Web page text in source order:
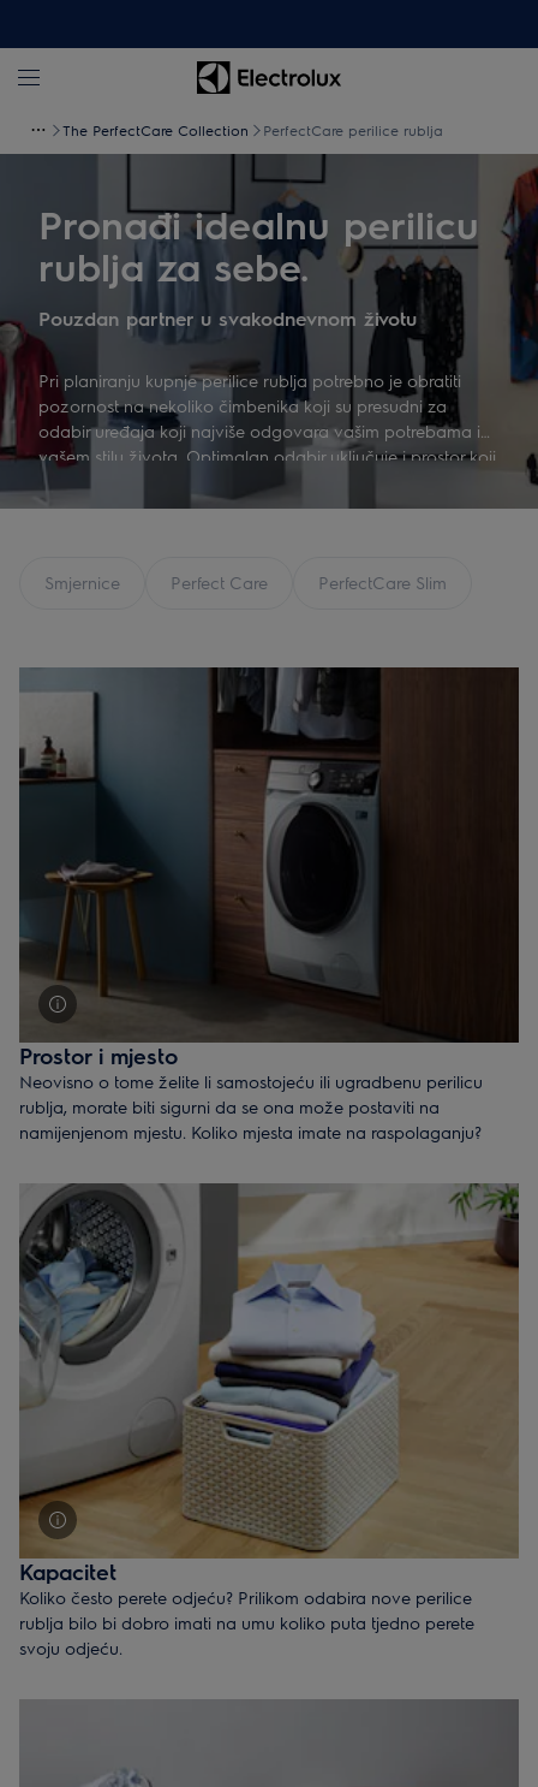
The PerfectCare Collection PerfectCare perilice rublja
Pronađi idealnu perilicu
rublja za sebe.
Pouzdan partner u svakodnevnom životu
Pri planiranju kupnje perilice rublja potrebno je obratiti
pozornost na nekoliko čimbenika koji su presudni za
odabir uređaja koji najviše odgovara vašim potrebama i
vašem stilu života. Optimalan odabir uključuje i prostor koji
imate na raspolaganju, najčešće vrste tkanina te broj
potrebnih tjednih pranja. Ispod možete naći praktičan
Smjernice Perfect Care PerfectCare Slim
Prostor i mjesto
Neovisno o tome želite li samostojeću ili ugradbenu perilicu
rublja, morate biti sigurni da se ona može postaviti na
namijenjenom mjestu. Koliko mjesta imate na raspolaganju?
<38 cm– mjesto za jako usku perilicu rublja tipa slim
38 – 45 cm– mjesto za usku perilicu rublja
>45 cm– mjesto za standardnu perilicu rublja
Savjet stručnjaka: ako imate malu kupaonicu, a želite kupiti
sušilicu rublja ali za nju nemate mjesta, razmislite o kupnji
perilice-sušilice rublja, tj. uređaja tipa 2 u 1.
Kapacitet
Koliko često perete odjeću? Prilikom odabira nove perilice
rublja bilo bi dobro imati na umu koliko puta tjedno perete
svoju odjeću.
kapaciteta 5 – 6 kg, ako ne perete često veće stvari kao što su